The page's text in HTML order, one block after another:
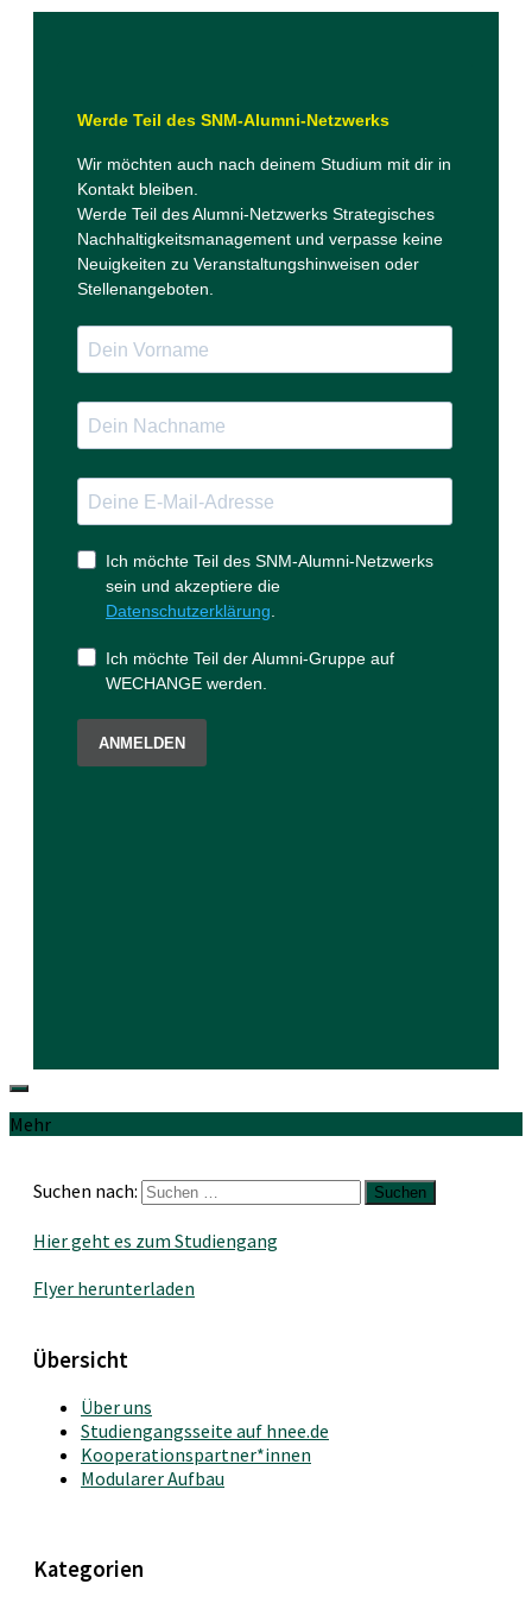
Mehr
Suchen nach:
Hier geht es zum Studiengang
Flyer herunterladen
Übersicht
Über uns
Studiengangsseite auf hnee.de
Kooperationspartner*innen
Modularer Aufbau
Kategorien